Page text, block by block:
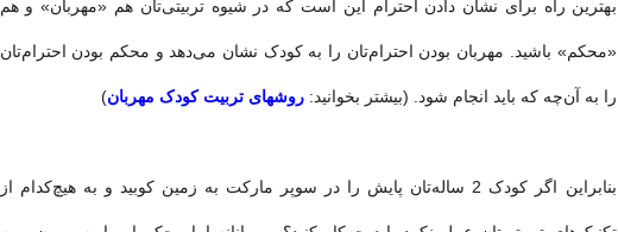
بهترین راه برای نشان دادن احترام این است که در شیوه تربیتی‌تان هم «مهربان» و هم
«محکم» باشید. مهربان بودن احترام‌تان را به کودک نشان می‌دهد و محکم بودن احترام‌تان
را به آن‌چه که باید انجام شود. (بیشتر بخوانید:روشهای تربیت کودک مهربان)
بنابراین اگر کودک 2 ساله‌‌تان پایش را در سوپر مارکت به زمین کوبید و به هیچ‌کدام از